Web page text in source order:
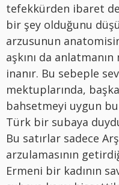
tefekkürden ibaret
bir şey olduğunu
arzusunun
aşkını da
inanır. Bu sebeple
mektuplarında,
bahsetmeyi uygun
Türk bir subaya
Bu satırlar sadece
arzulamasının
Ermeni bir kadının